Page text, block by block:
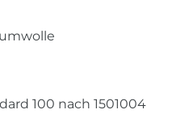
100 nach 1501004